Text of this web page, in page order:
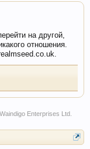
на другой,
отношения.
Waindigo Enterprises Ltd.